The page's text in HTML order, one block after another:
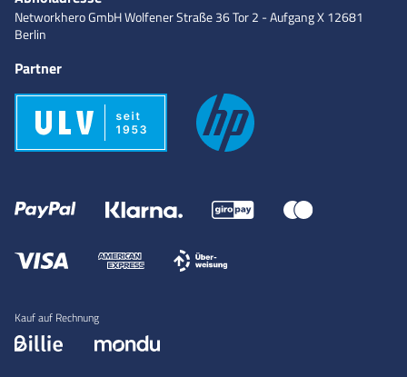
Networkhero GmbHWolfener Straße 36Tor 2 - Aufgang X12681
Berlin
Partner
Kauf auf Rechnung